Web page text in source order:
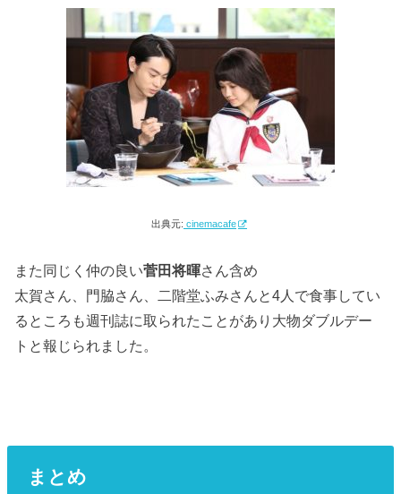
出典元: cinemacafe
また同じく仲の良い菅田将暉さん含め
太賀さん、門脇さん、二階堂ふみさんと4人で食事してい
るところも週刊誌に取られたことがあり大物ダブルデー
トと報じられました。
まとめ